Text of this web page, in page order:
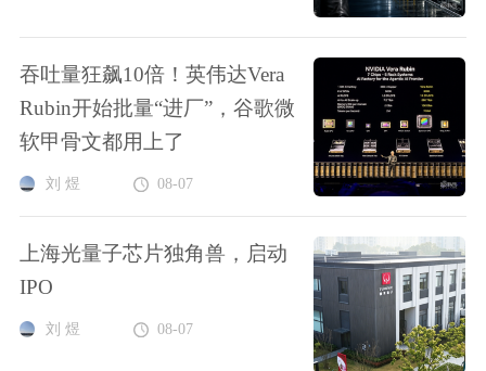
吞吐量狂飙10倍！英伟达Vera
Rubin开始批量“进厂”，谷歌微
软甲骨文都用上了
刘 煜 08-07
上海光量子芯片独角兽，启动
IPO
刘 煜 08-07